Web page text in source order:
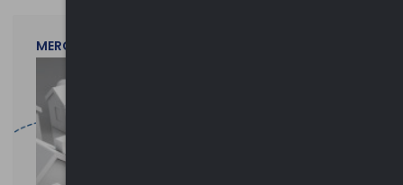
MERCOLEDì 29 LUGLIO 2026